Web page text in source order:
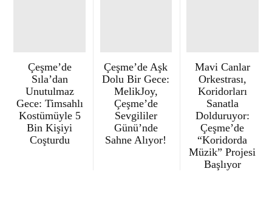
Çeşme’de
Sıla’dan
Unutulmaz
Gece: Timsahlı
Kostümüyle 5
Bin Kişiyi
Coşturdu
Çeşme’de Aşk
Dolu Bir Gece:
MelikJoy,
Çeşme’de
Sevgililer
Günü’nde
Sahne Alıyor!
Mavi Canlar
Orkestrası,
Koridorları
Sanatla
Dolduruyor:
Çeşme’de
“Koridorda
Müzik” Projesi
Başlıyor